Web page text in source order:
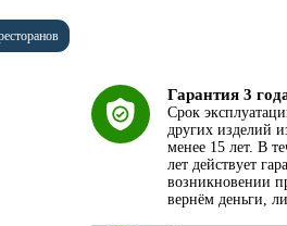
Гарантия 3
Срок
других изделий
менее 15 лет. В
лет действует
возникновении
вернём деньги,